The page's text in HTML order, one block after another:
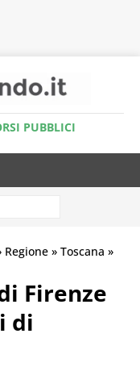
PUBBLICI
Regione » Toscana »
Firenze
di